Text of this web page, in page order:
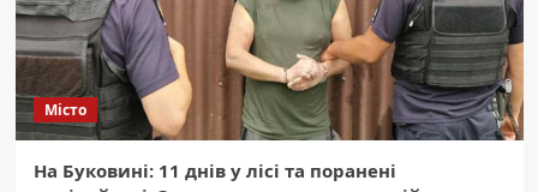
Місто
На Буковині: 11 днів у лісі та поранені